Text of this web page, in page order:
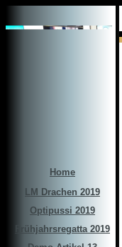
Home
LM Drachen 2019
Optipussi 2019
Frühjahrsregatta 2019